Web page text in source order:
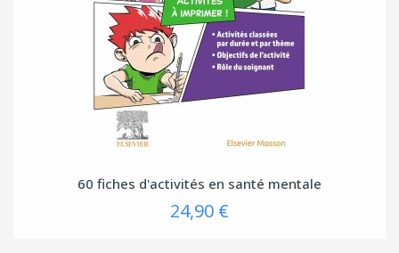
60 fiches d'activités en santé mentale
24,90 €